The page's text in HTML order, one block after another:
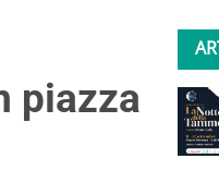
piazza